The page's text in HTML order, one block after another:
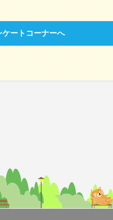
ケートコーナーへ